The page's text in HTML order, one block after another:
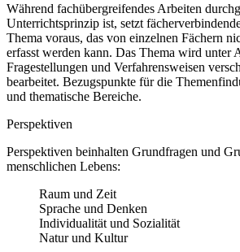
Während fachübergreifendes Arbeiten
Unterrichtsprinzip ist, setzt
Thema voraus, das von einzelnen Fächern
erfasst werden kann. Das Thema wird unter
Fragestellungen und Verfahrensweisen
bearbeitet. Bezugspunkte für die
und thematische Bereiche.
Perspektiven
Perspektiven beinhalten Grundfragen und
menschlichen Lebens:
Raum und Zeit
Sprache und Denken
Individualität und Sozialität
Natur und Kultur